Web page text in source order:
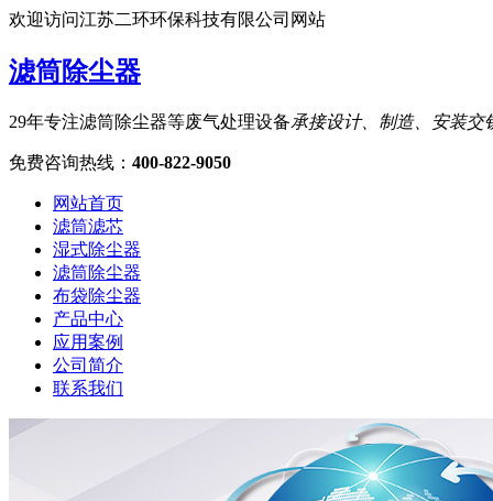
欢迎访问江苏二环环保科技有限公司网站
滤筒除尘器
29年专注滤筒除尘器等废气处理设备承接设计、制造、安装交
免费咨询热线 ： 400-822-9050
网站首页
滤筒滤芯
湿式除尘器
滤筒除尘器
布袋除尘器
产品中心
应用案例
公司简介
联系我们